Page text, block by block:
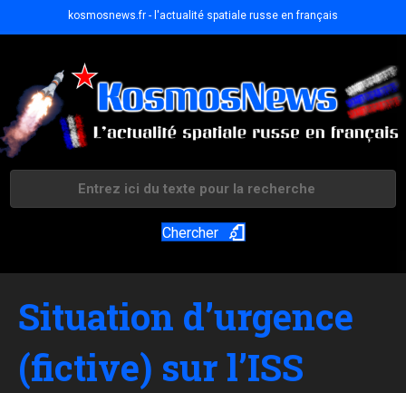
kosmosnews.fr - l'actualité spatiale russe en français
Chercher
Situation d’urgence
(fictive) sur l’ISS